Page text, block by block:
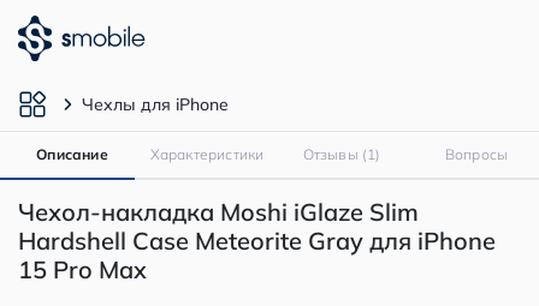
Чехлы для iPhone
Описание Характеристики Отзывы (1) Вопросы
Чехол-накладка Moshi iGlaze Slim
Hardshell Case Meteorite Gray для iPhone
15 Pro Max